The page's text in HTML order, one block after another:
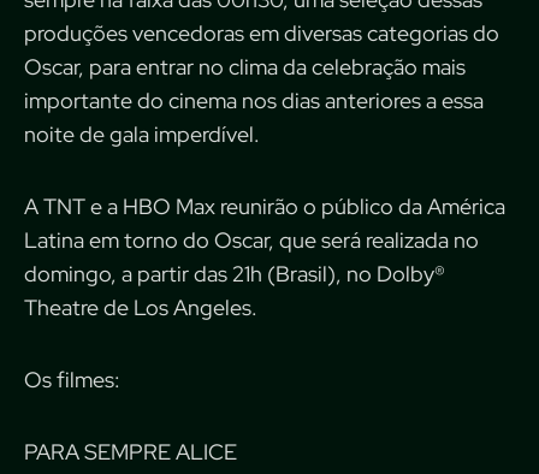
produções vencedoras em diversas categorias do
Oscar, para entrar no clima da celebração mais
importante do cinema nos dias anteriores a essa
noite de gala imperdível.
A TNT e a HBO Max reunirão o público da América
Latina em torno do Oscar, que será realizada no
domingo, a partir das 21h (Brasil), no Dolby®
Theatre de Los Angeles.
Os filmes:
PARA SEMPRE ALICE